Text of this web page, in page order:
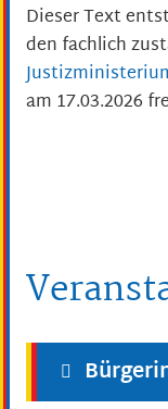
Dieser Text
den fachlich
am 17.03.2026